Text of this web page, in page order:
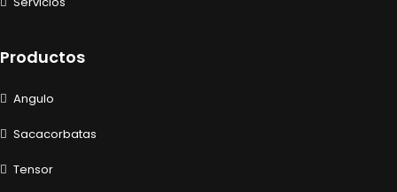
Productos
Angulo
Sacacorbatas
Tensor